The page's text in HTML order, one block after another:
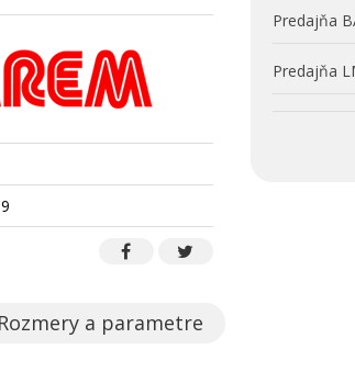
Predajňa
Predajňa
Rozmery a parametre